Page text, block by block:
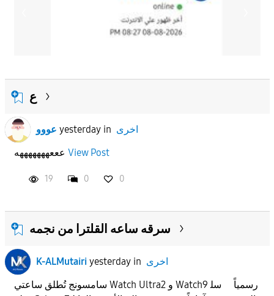
ع
عووو yesterdayin اخرى
View Post
19 0 0
سرقه ساعه القلترا من نجمه
K-ALMutairi yesterdayin اخرى
سامسونج تُطلق ساعتي Watch Ultra2 و Watch9 رسمياً سل